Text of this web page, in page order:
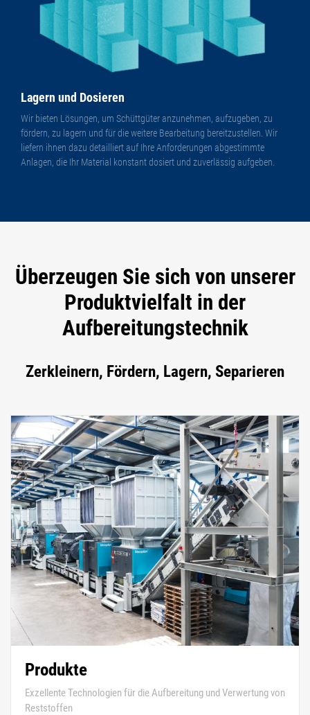
Lagern und Dosieren
Wir bieten Lösungen, um Schüttgüter anzunehmen, aufzugeben, zu
fördern, zu lagern und für die weitere Bearbeitung bereitzustellen. Wir
liefern ihnen dazu detailliert auf Ihre Anforderungen abgestimmte
Anlagen, die Ihr Material konstant dosiert und zuverlässig aufgeben.
Überzeugen Sie sich von unserer
Produktvielfalt in der
Aufbereitungstechnik
Zerkleinern, Fördern, Lagern, Separieren
Produkte
Exzellente Technologien für die Aufbereitung und Verwertung von
Reststoffen